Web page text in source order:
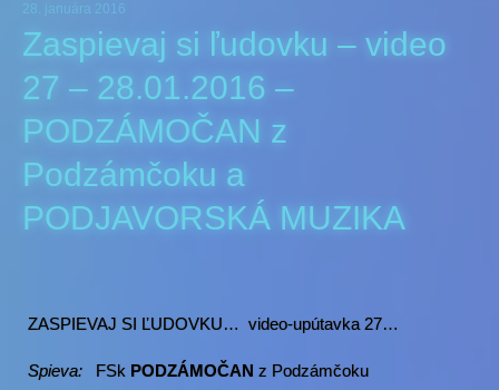
28. januára 2016
Zaspievaj si ľudovku – video
27 – 28.01.2016 –
PODZÁMOČAN z
Podzámčoku a
PODJAVORSKÁ MUZIKA
ZASPIEVAJ SI ĽUDOVKU… video-upútavka 27…
Spieva: FSk PODZÁMOČAN z Podzámčoku